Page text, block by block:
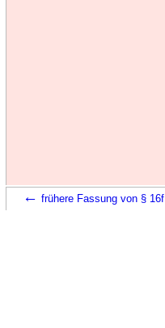
← frühere Fassung von § 16f